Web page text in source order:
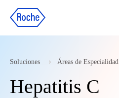
Soluciones Áreas de Especialidad
Hepatitis C